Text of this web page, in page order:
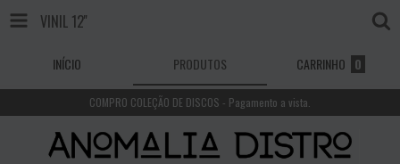
VINIL 12''
INÍCIO PRODUTOS CARRINHO 0
COMPRO COLEÇÃO DE DISCOS - Pagamento a vista.